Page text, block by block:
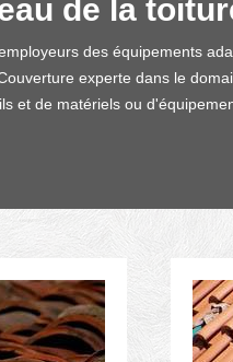
de la
des équipements
experte dans le
et de matériels ou